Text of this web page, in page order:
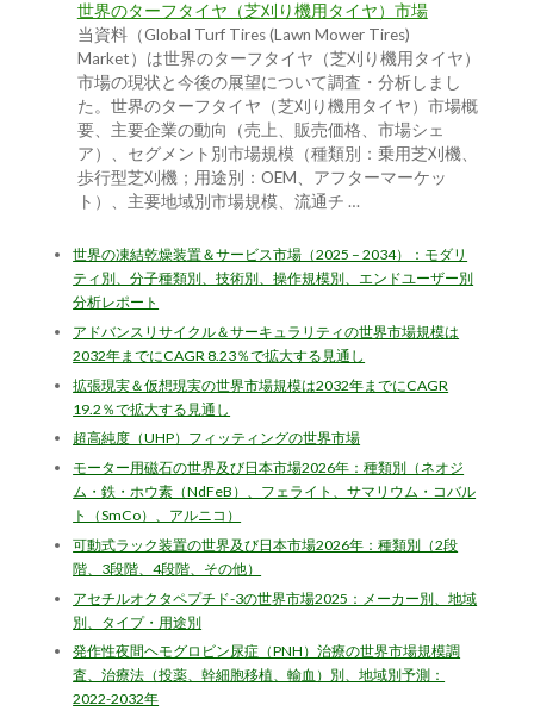
世界のターフタイヤ（芝刈り機用タイヤ）市場
当資料（Global Turf Tires (Lawn Mower Tires)
Market）は世界のターフタイヤ（芝刈り機用タイヤ）
市場の現状と今後の展望について調査・分析しまし
た。世界のターフタイヤ（芝刈り機用タイヤ）市場概
要、主要企業の動向（売上、販売価格、市場シェ
ア）、セグメント別市場規模（種類別：乗用芝刈機、
歩行型芝刈機；用途別：OEM、アフターマーケッ
ト）、主要地域別市場規模、流通チ …
世界の凍結乾燥装置＆サービス市場（2025 – 2034）：モダリ
ティ別、分子種類別、技術別、操作規模別、エンドユーザー別
分析レポート
アドバンスリサイクル＆サーキュラリティの世界市場規模は
2032年までにCAGR 8.23％で拡大する見通し
拡張現実＆仮想現実の世界市場規模は2032年までにCAGR
19.2％で拡大する見通し
超高純度（UHP）フィッティングの世界市場
モーター用磁石の世界及び日本市場2026年：種類別（ネオジ
ム・鉄・ホウ素（NdFeB）、フェライト、サマリウム・コバル
ト（SmCo）、アルニコ）
可動式ラック装置の世界及び日本市場2026年：種類別（2段
階、3段階、4段階、その他）
アセチルオクタペプチド-3の世界市場2025：メーカー別、地域
別、タイプ・用途別
発作性夜間ヘモグロビン尿症（PNH）治療の世界市場規模調
査、治療法（投薬、幹細胞移植、輸血）別、地域別予測：
2022-2032年